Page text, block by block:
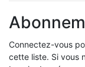
Connectez-vous
cette liste. Si vous